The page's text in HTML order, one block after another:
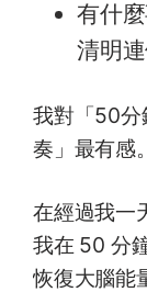
有什
清明
我對「50分
奏」最有感。
在經過我一
我在 50 分
恢復大腦能